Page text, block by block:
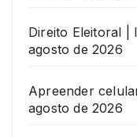
Direito Eleitoral |
agosto de 2026
Apreender
agosto de 2026